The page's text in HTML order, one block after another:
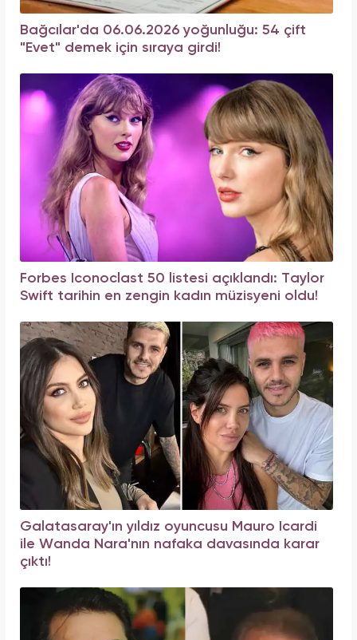
Bağcılar'da 06.06.2026 yoğunluğu: 54 çift
"Evet" demek için sıraya girdi!
Forbes Iconoclast 50 listesi açıklandı: Taylor
Swift tarihin en zengin kadın müzisyeni oldu!
Galatasaray'ın yıldız oyuncusu Mauro Icardi
ile Wanda Nara'nın nafaka davasında karar
çıktı!